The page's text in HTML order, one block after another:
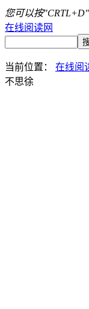
您可以按
在线阅读网
当前位置： 在线阅
不思徐